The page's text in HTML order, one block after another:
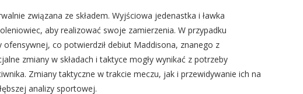
związana ze składem. Wyjściowa jedenastka i ławka
aby realizować swoje zamierzenia. W przypadku
co potwierdził debiut Maddisona, znanego z
zmiany w składach i taktyce mogły wynikać z potrzeby
Zmiany taktyczne w trakcie meczu, jak i przewidywanie ich na
analizy sportowej.